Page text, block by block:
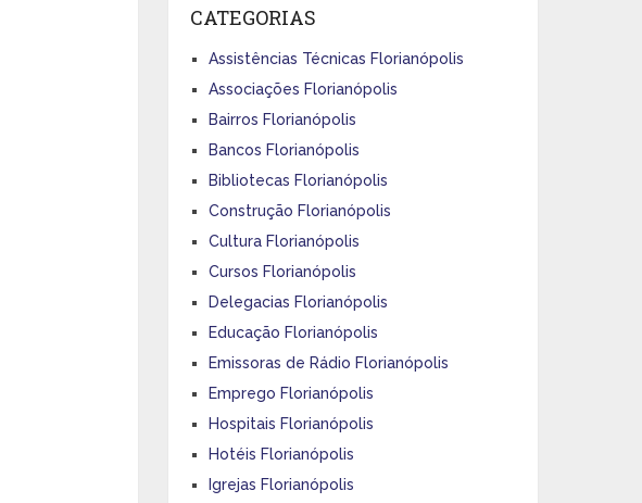
CATEGORIAS
Assistências Técnicas Florianópolis
Associações Florianópolis
Bairros Florianópolis
Bancos Florianópolis
Bibliotecas Florianópolis
Construção Florianópolis
Cultura Florianópolis
Cursos Florianópolis
Delegacias Florianópolis
Educação Florianópolis
Emissoras de Rádio Florianópolis
Emprego Florianópolis
Hospitais Florianópolis
Hotéis Florianópolis
Igrejas Florianópolis